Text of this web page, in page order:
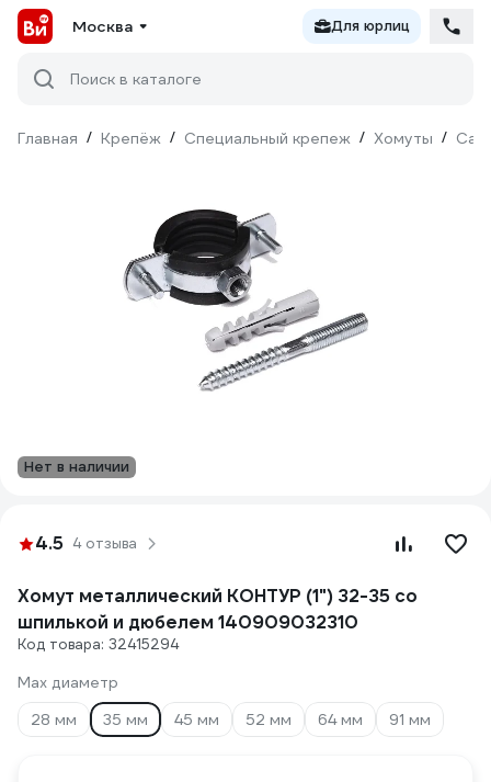
Москва Для юрлиц
Поиск в каталоге
Главная / Крепёж / Специальный крепеж / Хомуты /
Нет в наличии
4.5 4 отзыва
Хомут металлический КОНТУР (1") 32-35 со
шпилькой и дюбелем 140909032310
Код товара: 32415294
Max диаметр
28 мм
35 мм 45 мм 52 мм 64 мм 91 мм